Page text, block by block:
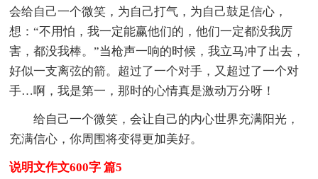
会给自己一个微笑，为自己打气，为自己鼓足信心，
想：“不用怕，我一定能赢他们的，他们一定都没我厉
害，都没我棒。”当枪声一响的时候，我立马冲了出去，
好似一支离弦的箭。超过了一个对手，又超过了一个对
手…啊，我是第一，那时的心情真是激动万分呀！
给自己一个微笑，会让自己的内心世界充满阳光，
充满信心，你周围将变得更加美好。
说明文作文600字 篇5